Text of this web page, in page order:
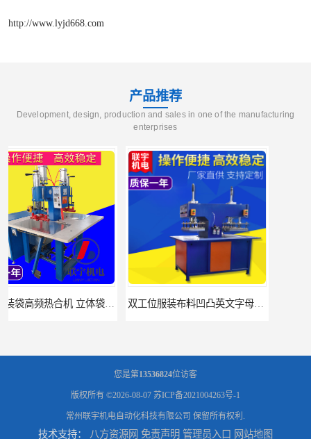
http://www.lyjd668.com
产品推荐
Development, design, production and sales in one of the manufacturing
enterprises
双工位服装布料凹凸英文字母压字机找联宇制造厂
您是第13536824位访客
版权所有 ©2026-08-07 苏ICP备2021004263号-1
常州联宇机电自动化科技有限公司 保留所有权利.
技术支持： 八方资源网 免责声明 管理员入口 网站地图